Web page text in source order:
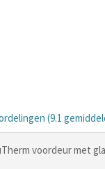
(9.1
voordeur met